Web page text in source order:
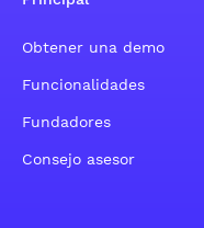
Obtener una demo
Funcionalidades
Fundadores
Consejo asesor